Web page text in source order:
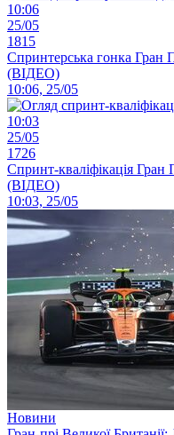
10:06
25/05
1815
Спринтерська гонка Гран
(ВІДЕО)
10:06, 25/05
10:03
25/05
1726
Спринт-кваліфікація
(ВІДЕО)
10:03, 25/05
Новини